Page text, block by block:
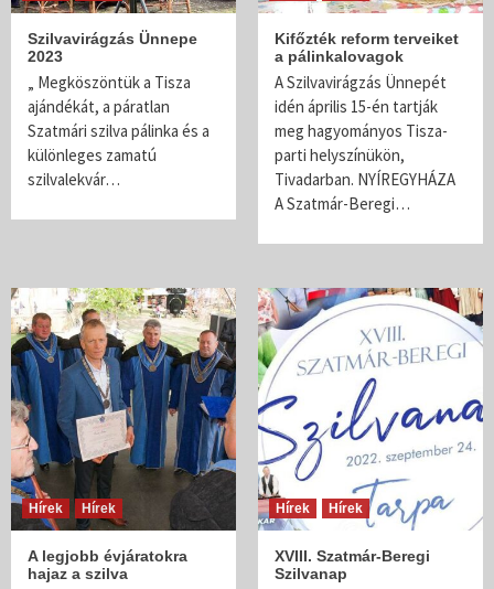
Szilvavirágzás Ünnepe
2023
„ Megköszöntük a Tisza
ajándékát, a páratlan
Szatmári szilva pálinka és a
különleges zamatú
szilvalekvár…
Kifőzték reform terveiket
a pálinkalovagok
A Szilvavirágzás Ünnepét
idén április 15-én tartják
meg hagyományos Tisza-
parti helyszínükön,
Tivadarban. NYÍREGYHÁZA
A Szatmár-Beregi…
Hírek Hírek
A legjobb évjáratokra
hajaz a szilva
Hírek Hírek
XVIII. Szatmár-Beregi
Szilvanap